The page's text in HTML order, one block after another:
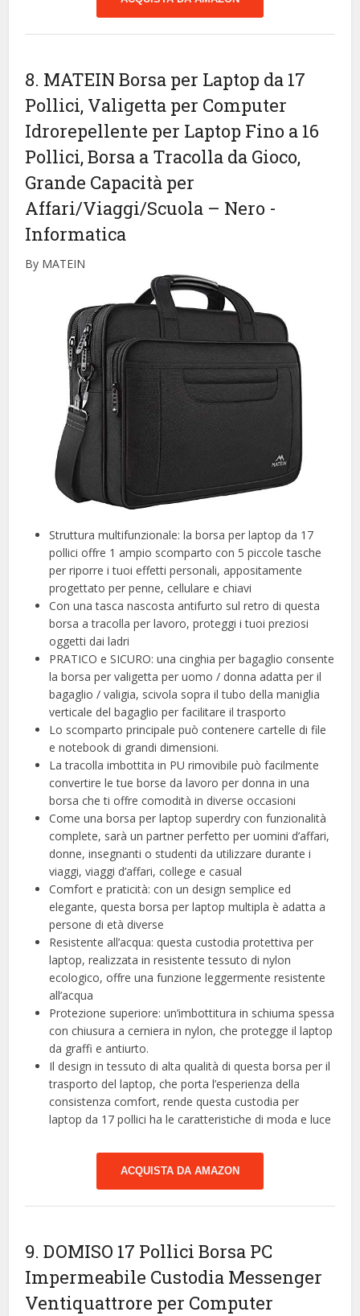
8. MATEIN Borsa per Laptop da 17
Pollici, Valigetta per Computer
Idrorepellente per Laptop Fino a 16
Pollici, Borsa a Tracolla da Gioco,
Grande Capacità per
Affari/Viaggi/Scuola – Nero -
Informatica
By MATEIN
Struttura multifunzionale: la borsa per laptop da 17
pollici offre 1 ampio scomparto con 5 piccole tasche
per riporre i tuoi effetti personali, appositamente
progettato per penne, cellulare e chiavi
Con una tasca nascosta antifurto sul retro di questa
borsa a tracolla per lavoro, proteggi i tuoi preziosi
oggetti dai ladri
PRATICO e SICURO: una cinghia per bagaglio consente
la borsa per valigetta per uomo / donna adatta per il
bagaglio / valigia, scivola sopra il tubo della maniglia
verticale del bagaglio per facilitare il trasporto
Lo scomparto principale può contenere cartelle di file
e notebook di grandi dimensioni.
La tracolla imbottita in PU rimovibile può facilmente
convertire le tue borse da lavoro per donna in una
borsa che ti offre comodità in diverse occasioni
Come una borsa per laptop superdry con funzionalità
complete, sarà un partner perfetto per uomini d’affari,
donne, insegnanti o studenti da utilizzare durante i
viaggi, viaggi d’affari, college e casual
Comfort e praticità: con un design semplice ed
elegante, questa borsa per laptop multipla è adatta a
persone di età diverse
Resistente all’acqua: questa custodia protettiva per
laptop, realizzata in resistente tessuto di nylon
ecologico, offre una funzione leggermente resistente
all’acqua
Protezione superiore: un’imbottitura in schiuma spessa
con chiusura a cerniera in nylon, che protegge il laptop
da graffi e antiurto.
Il design in tessuto di alta qualità di questa borsa per il
trasporto del laptop, che porta l’esperienza della
consistenza comfort, rende questa custodia per
laptop da 17 pollici ha le caratteristiche di moda e luce
ACQUISTA DA AMAZON
9. DOMISO 17 Pollici Borsa PC
Impermeabile Custodia Messenger
Ventiquattrore per Computer